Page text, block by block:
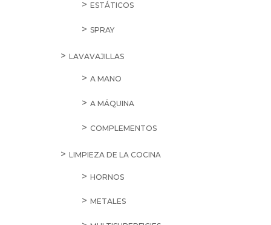
ESTÁTICOS
SPRAY
LAVAVAJILLAS
A MANO
A MÁQUINA
COMPLEMENTOS
LIMPIEZA DE LA COCINA
HORNOS
METALES